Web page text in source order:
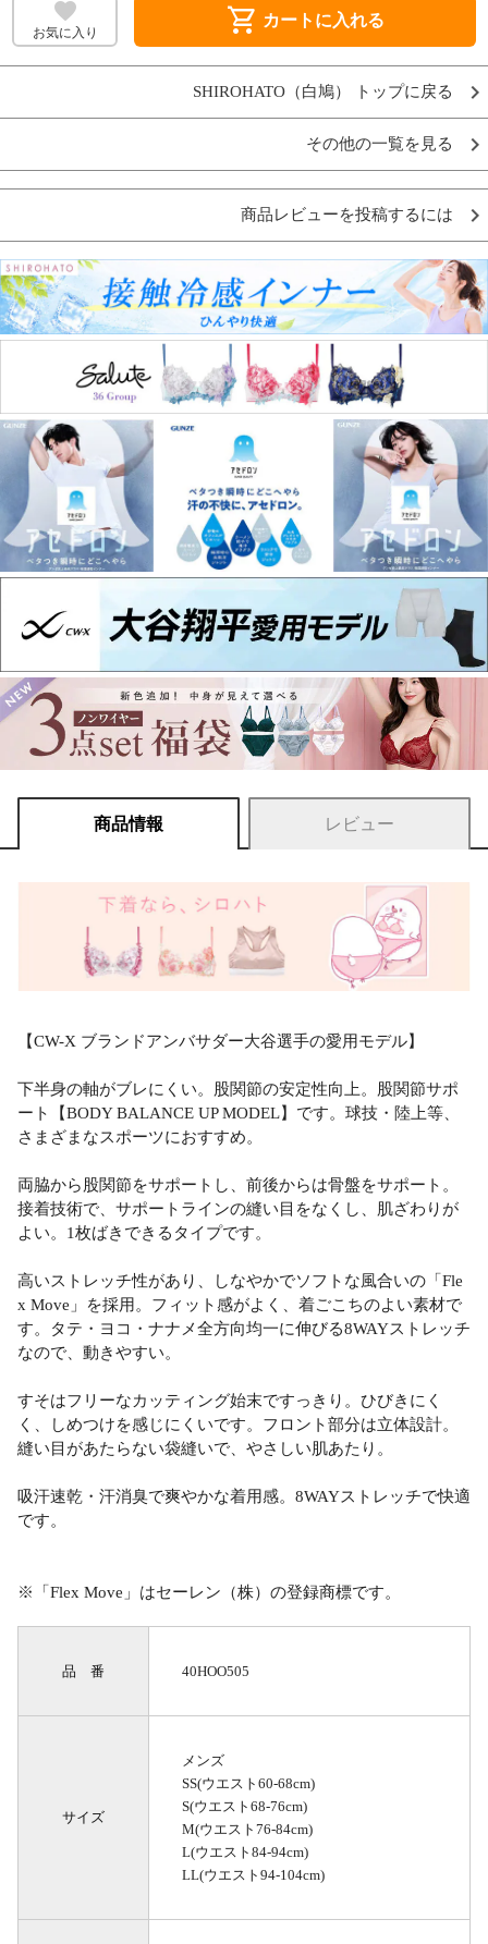
お気に入り shopping_cart カートに入れる
SHIROHATO（白鳩） トップに戻る
その他の一覧を見る
商品レビューを投稿するには
商品情報 レビュー
【CW-X ブランドアンバサダー大谷選手の愛用モデル】
下半身の軸がブレにくい。股関節の安定性向上。股関節サポ
ート【BODY BALANCE UP MODEL】です。球技・陸上等、
さまざまなスポーツにおすすめ。
両脇から股関節をサポートし、前後からは骨盤をサポート。
接着技術で、サポートラインの縫い目をなくし、肌ざわりが
よい。1枚ばきできるタイプです。
高いストレッチ性があり、しなやかでソフトな風合いの「Fle
x Move」を採用。フィット感がよく、着ごこちのよい素材で
す。タテ・ヨコ・ナナメ全方向均一に伸びる8WAYストレッチ
なので、動きやすい。
すそはフリーなカッティング始末ですっきり。ひびきにく
く、しめつけを感じにくいです。フロント部分は立体設計。
縫い目があたらない袋縫いで、やさしい肌あたり。
吸汗速乾・汗消臭で爽やかな着用感。8WAYストレッチで快適
です。
※「Flex Move」はセーレン（株）の登録商標です。
品 番 40HOO505
サイズ
メンズ
SS(ウエスト60-68cm)
S(ウエスト68-76cm)
M(ウエスト76-84cm)
L(ウエスト84-94cm)
LL(ウエスト94-104cm)